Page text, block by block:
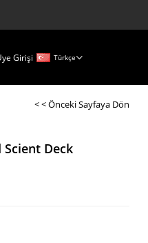
Girişi Türkçe
< < Önceki Sayfaya Dön
Deck